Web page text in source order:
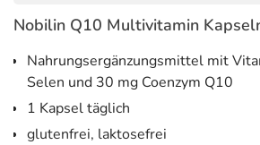
Nobilin Q10 Multivitamin
Nahrungsergänzungsmittel mit
Selen und 30 mg Coenzym Q10
1 Kapsel täglich
glutenfrei, laktosefrei